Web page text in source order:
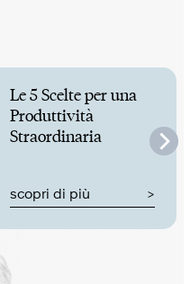
Le 5 Scelte per una
Produttività
Straordinaria
scopri di più